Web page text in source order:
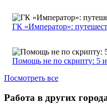
ГК «Император»:
Помощь не по скрипту: 5
Посмотреть все
Работа в других